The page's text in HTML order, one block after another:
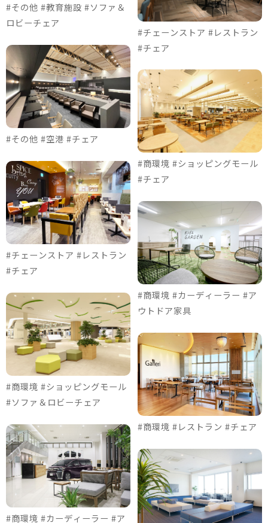
#その他 #教育施設 #ソファ＆
ロビーチェア
#その他 #空港 #チェア
#チェーンストア #レストラン
#チェア
#商環境 #ショッピングモール
#ソファ＆ロビーチェア
#商環境 #カーディーラー #ア
#チェーンストア #レストラン
#チェア
#商環境 #ショッピングモール
#チェア
#商環境 #カーディーラー #ア
ウトドア家具
#商環境 #レストラン #チェア